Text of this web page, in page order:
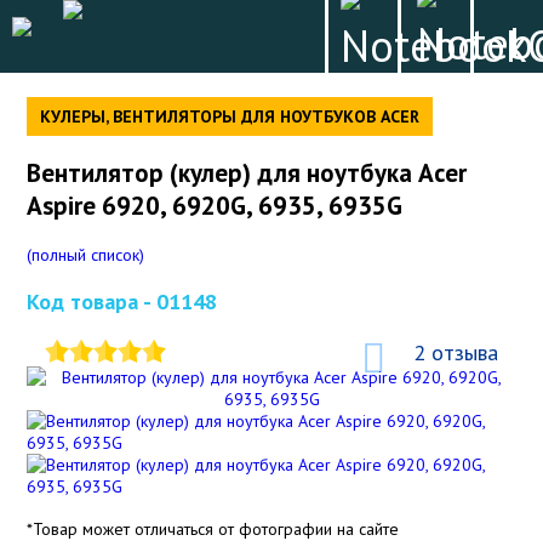
КУЛЕРЫ, ВЕНТИЛЯТОРЫ ДЛЯ НОУТБУКОВ ACER
Вентилятор (кулер) для ноутбука Acer
Aspire 6920, 6920G, 6935, 6935G
(полный список)
Код товара - 01148
2 отзыва
*Товар может отличаться от фотографии на сайте